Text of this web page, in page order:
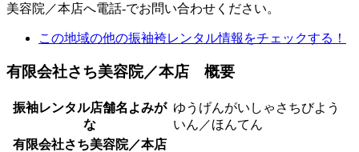
美容院／本店へ電話-でお問い合わせください。
この地域の他の振袖袴レンタル情報をチェックする！
有限会社さち美容院／本店 概要
振袖レンタル店舗名よみが
な
ゆうげんがいしゃさちびよう
いん／ほんてん
有限会社さち美容院／本店